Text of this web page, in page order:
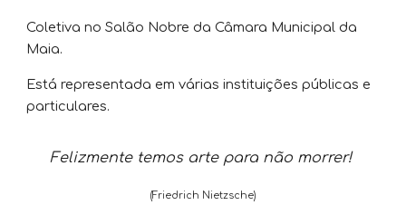
Coletiva no Salão Nobre da Câmara Municipal da
Maia.
Está representada em várias instituições públicas e
particulares.
Felizmente temos arte para não morrer!
(Friedrich Nietzsche)